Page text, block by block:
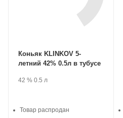
Коньяк KLINKOV 5-
летний 42% 0.5л в тубусе
Производитель:
.Крепость
42 %. Объем
0.5 л
Товар распродан